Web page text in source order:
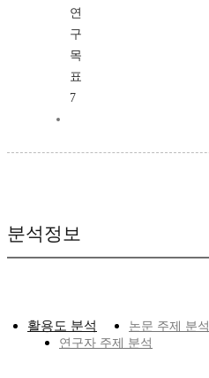
연
구
목
표
7
분석정보
활용도 분석
논문 주제 분석
연구자 주제 분석